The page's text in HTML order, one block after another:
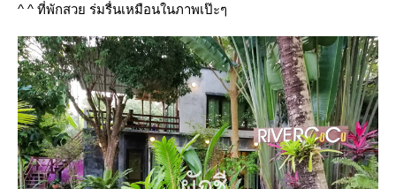
^ ^ ที่พักสวย ร่มรื่นเหมือนในภาพเป๊ะๆ